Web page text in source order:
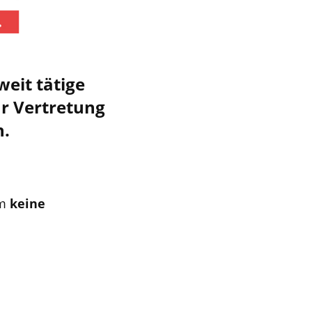
tätige
Vertretung
keine